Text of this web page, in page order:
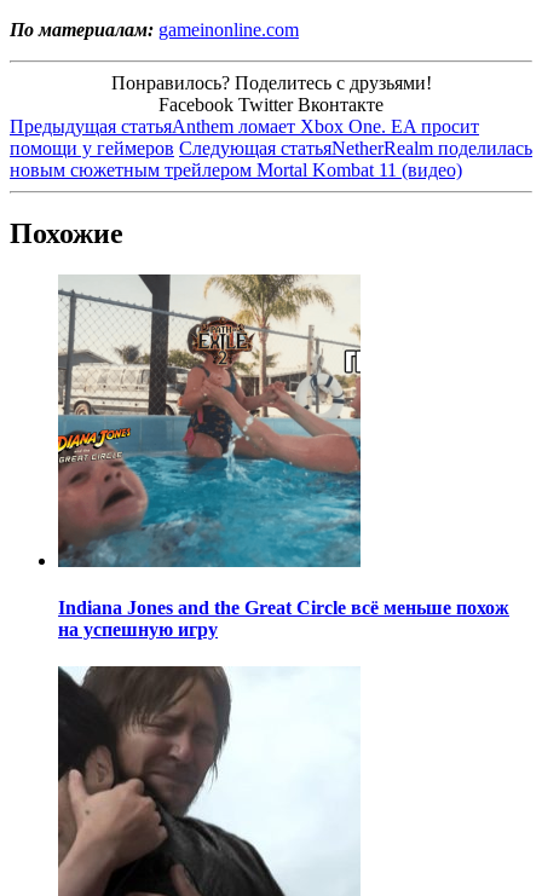
По материалам: gameinonline.com
Понравилось? Поделитесь с друзьями!
Facebook Twitter Вконтакте
Предыдущая статьяAnthem ломает Xbox One. EA просит
помощи у геймеров Следующая статьяNetherRealm поделилась
новым сюжетным трейлером Mortal Kombat 11 (видео)
Похожие
Indiana Jones and the Great Circle всё меньше похож
на успешную игру